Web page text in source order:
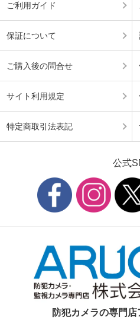
ご利用ガイド
保証について
ご購入後の問合せ
サイト利用規定
特定商取引法表記
公式
防犯カメラの専門店